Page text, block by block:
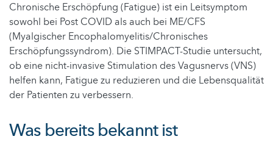
Chronische Erschöpfung (Fatigue) ist ein Leitsymptom
sowohl bei Post COVID als auch bei ME/CFS
(Myalgischer Encophalomyelitis/Chronisches
Erschöpfungssyndrom). Die STIMPACT-Studie untersucht,
ob eine nicht-invasive Stimulation des Vagusnervs (VNS)
helfen kann, Fatigue zu reduzieren und die Lebensqualität
der Patienten zu verbessern.
Was bereits bekannt ist